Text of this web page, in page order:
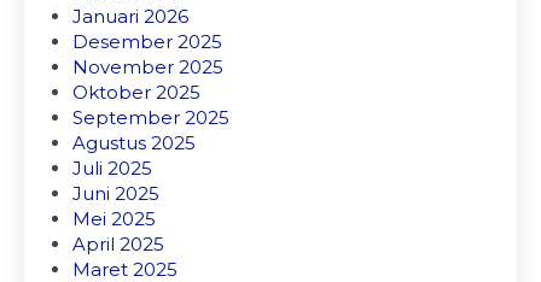
Januari 2026
Desember 2025
November 2025
Oktober 2025
September 2025
Agustus 2025
Juli 2025
Juni 2025
Mei 2025
April 2025
Maret 2025